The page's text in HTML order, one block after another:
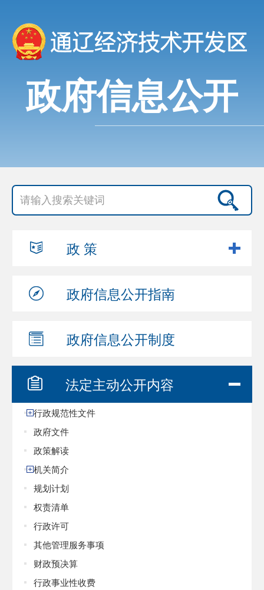
政府信息公开
政 策
政府信息公开指南
政府信息公开制度
法定主动公开内容
行政规范性文件
政府文件
政策解读
机关简介
规划计划
权责清单
行政许可
其他管理服务事项
财政预决算
行政事业性收费